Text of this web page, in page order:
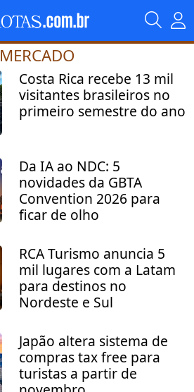
MERCADO
Costa Rica recebe 13 mil
visitantes brasileiros no
primeiro semestre do ano
Da IA ao NDC: 5
novidades da GBTA
Convention 2026 para
ficar de olho
RCA Turismo anuncia 5
mil lugares com a Latam
para destinos no
Nordeste e Sul
Japão altera sistema de
compras tax free para
turistas a partir de